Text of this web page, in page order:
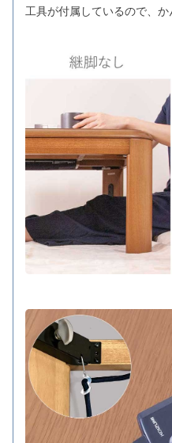
工具が付属しているので、か